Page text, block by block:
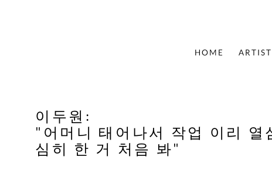
HOME
이두원 :
"어머니 태어나서 작업 이리
심히 한 거 처음 봐"